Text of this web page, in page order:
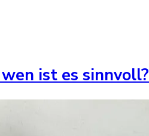
ist es sinnvoll?